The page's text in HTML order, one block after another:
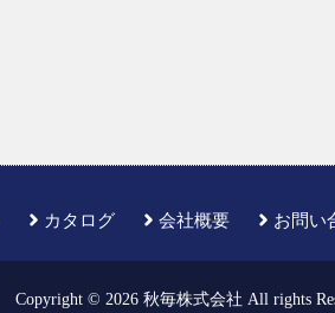
カタログ 会社概要 お問い
Copyright © 2026 秋毎株式会社 All rights